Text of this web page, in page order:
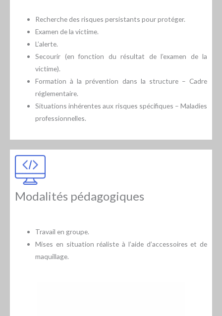
Recherche des risques persistants pour protéger.
Examen de la victime.
L’alerte.
Secourir (en fonction du résultat de l’examen de la
victime).
Formation à la prévention dans la structure – Cadre
réglementaire.
Situations inhérentes aux risques spécifiques – Maladies
professionnelles.
Modalités pédagogiques
Travail en groupe.
Mises en situation réaliste à l’aide d’accessoires et de
maquillage.